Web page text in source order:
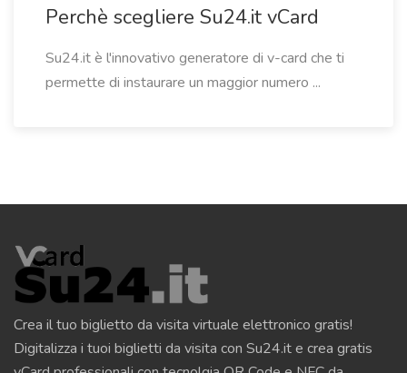
Perchè scegliere Su24.it vCard
Su24.it è l'innovativo generatore di v-card che ti
permette di instaurare un maggior numero ...
Crea il tuo biglietto da visita virtuale elettronico gratis!
Digitalizza i tuoi biglietti da visita con Su24.it e crea gratis